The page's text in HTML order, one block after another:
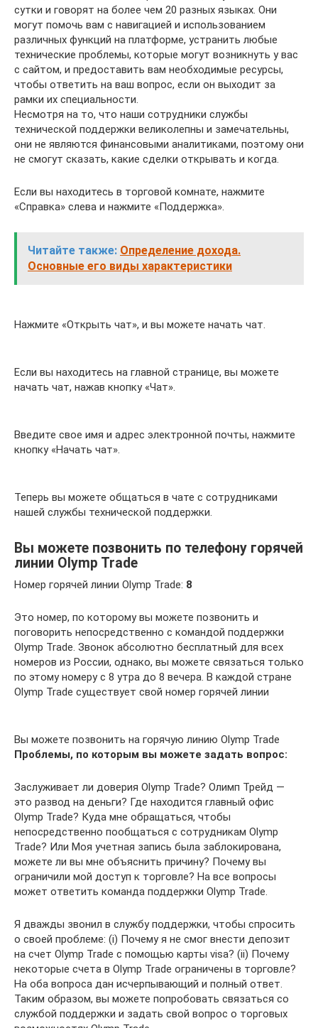
сутки и говорят на более чем 20 разных языках. Они
могут помочь вам с навигацией и использованием
различных функций на платформе, устранить любые
технические проблемы, которые могут возникнуть у вас
с сайтом, и предоставить вам необходимые ресурсы,
чтобы ответить на ваш вопрос, если он выходит за
рамки их специальности.
Несмотря на то, что наши сотрудники службы
технической поддержки великолепны и замечательны,
они не являются финансовыми аналитиками, поэтому они
не смогут сказать, какие сделки открывать и когда.
Если вы находитесь в торговой комнате, нажмите
«Справка» слева и нажмите «Поддержка».
Читайте также: Определение дохода.
Основные его виды характеристики
Нажмите «Открыть чат», и вы можете начать чат.
Если вы находитесь на главной странице, вы можете
начать чат, нажав кнопку «Чат».
Введите свое имя и адрес электронной почты, нажмите
кнопку «Начать чат».
Теперь вы можете общаться в чате с сотрудниками
нашей службы технической поддержки.
Вы можете позвонить по телефону горячей
линии Olymp Trade
Номер горячей линии Olymp Trade: 8
Это номер, по которому вы можете позвонить и
поговорить непосредственно с командой поддержки
Olymp Trade. Звонок абсолютно бесплатный для всех
номеров из России, однако, вы можете связаться только
по этому номеру с 8 утра до 8 вечера. В каждой стране
Olymp Trade существует свой номер горячей линии
Вы можете позвонить на горячую линию Olymp Trade
Проблемы, по которым вы можете задать вопрос:
Заслуживает ли доверия Olymp Trade? Олимп Трейд —
это развод на деньги? Где находится главный офис
Olymp Trade? Куда мне обращаться, чтобы
непосредственно пообщаться с сотрудникам Olymp
Trade? Или Моя учетная запись была заблокирована,
можете ли вы мне объяснить причину? Почему вы
ограничили мой доступ к торговле? На все вопросы
может ответить команда поддержки Olymp Trade.
Я дважды звонил в службу поддержки, чтобы спросить
о своей проблеме: (i) Почему я не смог внести депозит
на счет Olymp Trade с помощью карты visa? (ii) Почему
некоторые счета в Olymp Trade ограничены в торговле?
На оба вопроса дан исчерпывающий и полный ответ.
Таким образом, вы можете попробовать связаться со
службой поддержки и задать свой вопрос о торговых